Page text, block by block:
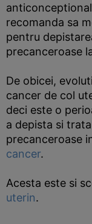
recomanda sa
pentru
precanceroase
De obicei,
cancer de col
deci este o
a depista si
precanceroase
cancer.
Acesta este si
uterin.